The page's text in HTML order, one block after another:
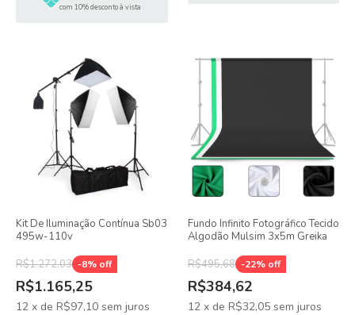
com 10% desconto à vista
Kit De Iluminação Contínua Sb03
495w-110v
R$1.272,03 -8% off
R$1.165,25
12 x de R$97,10 sem juros
Fundo Infinito Fotográfico Tecido
Algodão Mulsim 3x5m Greika
R$495,68 -22% off
R$384,62
12 x de R$32,05 sem juros